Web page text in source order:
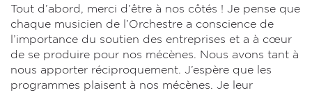
Tout d’abord, merci d’être à nos côtés ! Je pense que
chaque musicien de l’Orchestre a conscience de
l’importance du soutien des entreprises et a à cœur
de se produire pour nos mécènes. Nous avons tant à
nous apporter réciproquement. J’espère que les
programmes plaisent à nos mécènes. Je leur